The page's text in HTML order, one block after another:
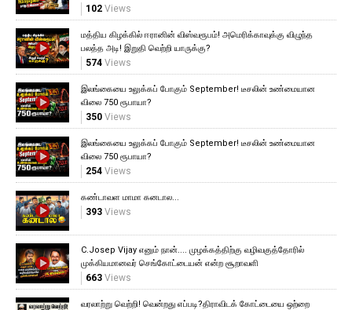
102Views
மத்திய கிழக்கில் ஈரானின் விஸ்வரூபம்! அமெரிக்காவுக்கு விழுந்த
பலத்த அடி! இறுதி வெற்றி யாருக்கு?
574Views
இலங்கையை உலுக்கப் போகும் September! டீசலின் உண்மையான
விலை 750 ரூபாயா?
350Views
இலங்கையை உலுக்கப் போகும் September! டீசலின் உண்மையான
விலை 750 ரூபாயா?
254Views
கண்டாவள மாமா கனடால...
393Views
C.Josep Vijay எனும் நான்.... முழக்கத்திற்கு வழிவகுத்தோரில்
முக்கியமானவர் செங்கோட்டையன் என்ற சூறாவளி
663Views
வரலாற்று வெற்றி! வென்றது எப்படி?திராவிடக் கோட்டையை ஒற்றை